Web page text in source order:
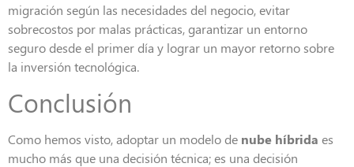
migración según las necesidades del negocio, evitar
sobrecostos por malas prácticas, garantizar un entorno
seguro desde el primer día y lograr un mayor retorno sobre
la inversión tecnológica.
Conclusión
Como hemos visto, adoptar un modelo de nube híbrida es
mucho más que una decisión técnica; es una decisión